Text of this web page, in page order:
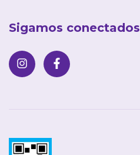
Sigamos conectados